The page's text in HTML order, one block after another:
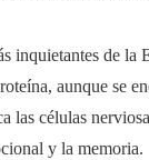
inquietantes de la
aunque se
las células
y la memoria.